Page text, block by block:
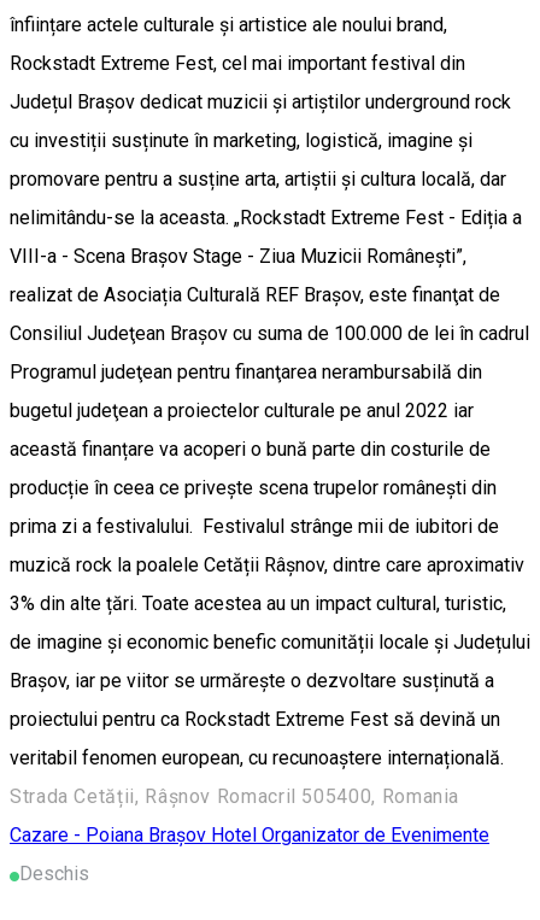
înființare actele culturale și artistice ale noului brand,
Rockstadt Extreme Fest, cel mai important festival din
Județul Brașov dedicat muzicii și artiștilor underground rock
cu investiții susținute în marketing, logistică, imagine și
promovare pentru a susține arta, artiștii și cultura locală, dar
nelimitându-se la aceasta. „Rockstadt Extreme Fest - Ediția a
VIII-a - Scena Brașov Stage - Ziua Muzicii Românești”,
realizat de Asociația Culturală REF Brașov, este finanţat de
Consiliul Judeţean Braşov cu suma de 100.000 de lei în cadrul
Programul judeţean pentru finanţarea nerambursabilă din
bugetul judeţean a proiectelor culturale pe anul 2022 iar
această finanțare va acoperi o bună parte din costurile de
producție în ceea ce privește scena trupelor românești din
prima zi a festivalului. Festivalul strânge mii de iubitori de
muzică rock la poalele Cetății Râșnov, dintre care aproximativ
3% din alte țări. Toate acestea au un impact cultural, turistic,
de imagine și economic benefic comunității locale și Județului
Brașov, iar pe viitor se urmărește o dezvoltare susținută a
proiectului pentru ca Rockstadt Extreme Fest să devină un
veritabil fenomen european, cu recunoaștere internațională.
Strada Cetății, Râșnov Romacril 505400, Romania
Cazare - Poiana Brașov Hotel Organizator de Evenimente
Deschis